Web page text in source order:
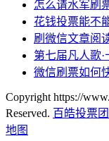
怎么请水军刷
花钱投票能不
刷微信文章阅
第七届凡人歌
微信刷票如何
Copyright https://
Reserved. 百皓投票
地图